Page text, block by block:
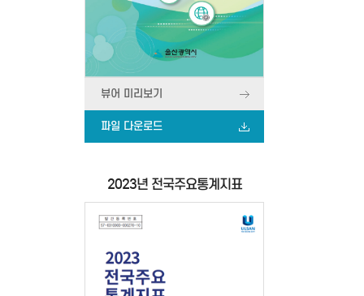
뷰어 미리보기
파일 다운로드
2023년 전국주요통계지표